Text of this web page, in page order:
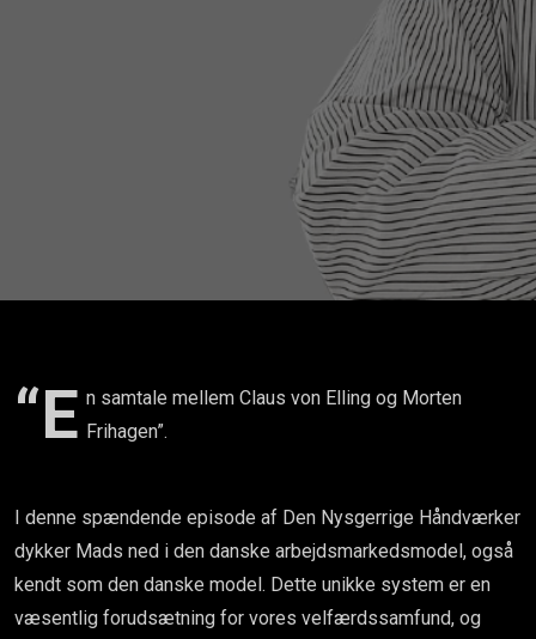
“E n samtale mellem Claus von Elling og Morten
Frihagen”.
I denne spændende episode af Den Nysgerrige Håndværker
dykker Mads ned i den danske arbejdsmarkedsmodel, også
kendt som den danske model. Dette unikke system er en
væsentlig forudsætning for vores velfærdssamfund, og